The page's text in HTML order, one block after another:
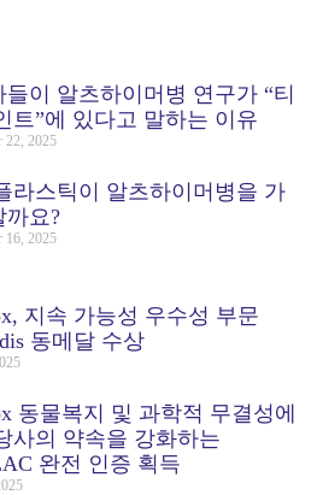
들이 알츠하이머병 연구가 “티
트”에 있다고 말하는 이유
22, 2025
라스틱이 알츠하이머병을 가
까요?
16, 2025
지속 가능성 우수성 부문
동메달 수상
동물복지 및 과학적 무결성에
사의 약속을 강화하는
완전 인증 획득